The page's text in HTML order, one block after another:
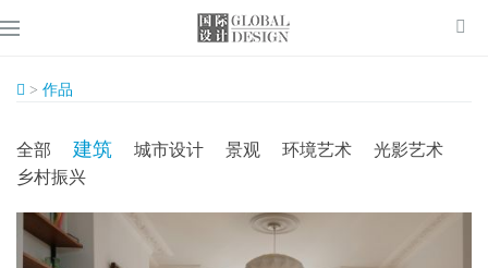
> 作品
全部 建筑 城市设计 景观 环境艺术
光影艺术
乡村振兴